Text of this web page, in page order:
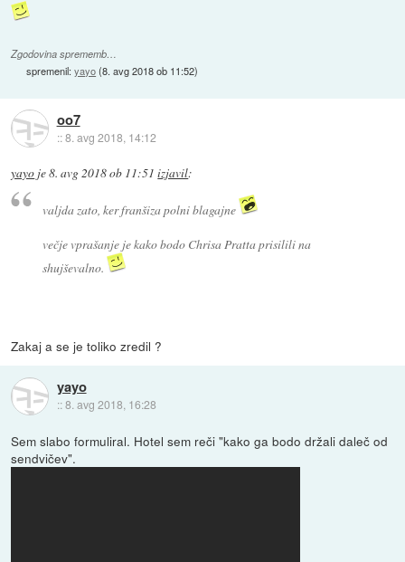
Zgodovina sprememb…
spremenil:yayo(8. avg 2018 ob 11:52)
oo7
::8. avg 2018, 14:12
yayo je8. avg 2018 ob 11:51 izjavil:
valjda zato, ker franšiza polni blagajne
večje vprašanje je kako bodo Chrisa Pratta prisilili na
shujševalno.
Zakaj a se je toliko zredil ?
yayo
::8. avg 2018, 16:28
Sem slabo formuliral. Hotel sem reči "kako ga bodo držali daleč od
sendvičev".